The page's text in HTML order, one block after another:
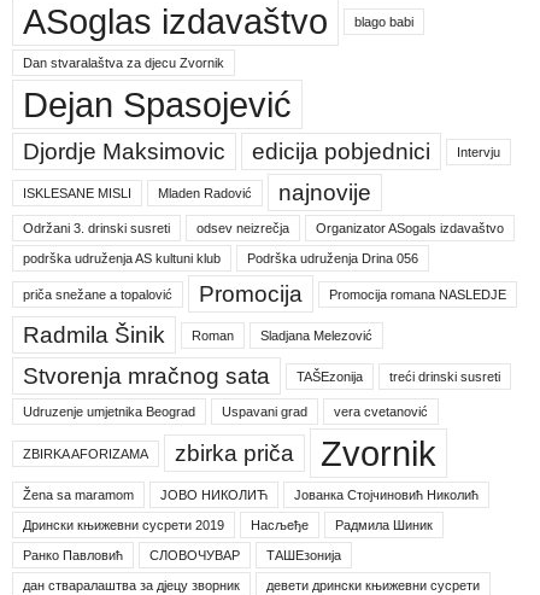
ASoglas izdavaštvo blago babi
Dan stvaralaštva za djecu Zvornik
Dejan Spasojević
Djordje Maksimovic edicija pobjednici Intervju
ISKLESANE MISLI Mladen Radović najnovije
Održani 3. drinski susreti odsev neizrečja Organizator ASogals izdavaštvo
podrška udruženja AS kultuni klub Podrška udruženja Drina 056
priča snežane a topalović Promocija Promocija romana NASLEDJE
Radmila Šinik Roman Sladjana Melezović
Stvorenja mračnog sata TAŠEzonija treći drinski susreti
Udruzenje umjetnika Beograd Uspavani grad vera cvetanović
ZBIRKA AFORIZAMA zbirka priča Zvornik
Žena sa maramom ЈОВО НИКОЛИЋ Јованка Стојчиновић Николић
Дрински књижевни сусрети 2019 Насљеђе Радмила Шиник
Ранко Павловић СЛОВОЧУВАР ТАШЕзонија
дан стваралаштва за дјецу зворник девети дрински књижевни сусрети